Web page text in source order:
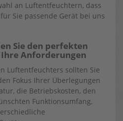
an Luftentfeuchtern, dass
Sie passende Gerät bei uns
Sie den perfekten
Anforderungen
Luftentfeuchters sollten Sie
Fokus Ihrer Überlegungen
die Betriebskosten, den
Funktionsumfang,